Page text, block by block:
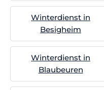
Winterdienst in
Besigheim
Winterdienst in
Blaubeuren